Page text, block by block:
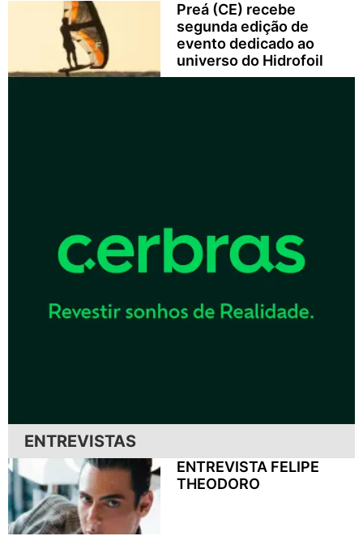
Preá (CE) recebe
segunda edição de
evento dedicado ao
universo do Hidrofoil
ENTREVISTAS
ENTREVISTA FELIPE
THEODORO